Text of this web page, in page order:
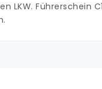
LKW. Führerschein C1